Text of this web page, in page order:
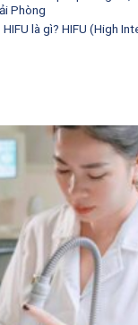
Phòng
là gì? HIFU (High